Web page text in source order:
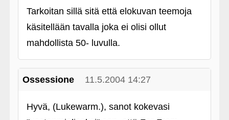
Tarkoitan sillä sitä että elokuvan teemoja
käsitellään tavalla joka ei olisi ollut
mahdollista 50- luvulla.
Ossessione 11.5.2004 14:27
Hyvä, (Lukewarm.), sanot kokevasi